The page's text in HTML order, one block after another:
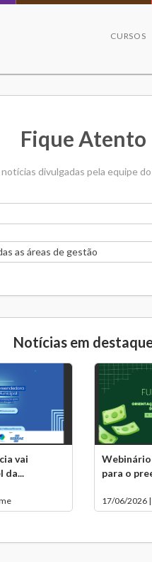
CURSOS
Fique Atento
divulgadas pela equipe
as áreas de gestão
Notícias em
vai
da...
para o
17/06/2026 |